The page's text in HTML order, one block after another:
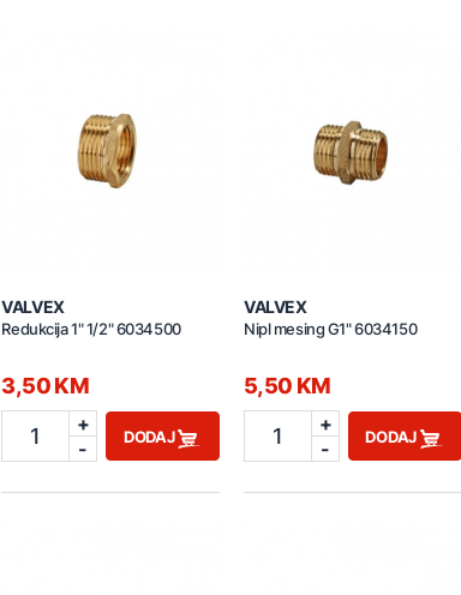
VALVEX
Redukcija 1" 1/2" 6034500
3,50 KM
1
+
-
DODAJ
VALVEX
Nipl mesing G1" 6034150
5,50 KM
1
+
-
DODAJ